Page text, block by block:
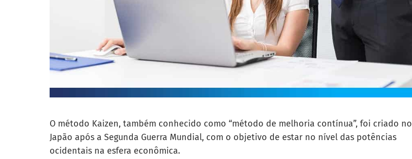
O método Kaizen, também conhecido como “método de melhoria contínua”, foi criado no
Japão após a Segunda Guerra Mundial, com o objetivo de estar no nível das potências
ocidentais na esfera econômica.